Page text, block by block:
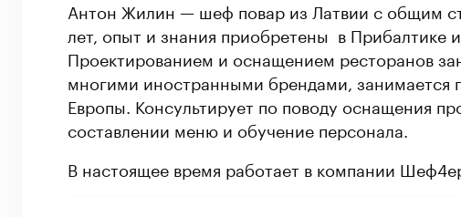
Антон Жилин — шеф повар из Латвии с общим
лет, опыт и знания приобретены в Прибалтике
Проектированием и оснащением ресторанов
многими иностранными брендами, занимается
Европы. Консультирует по поводу оснащения
составлении меню и обучение персонала.
В настоящее время работает в компании